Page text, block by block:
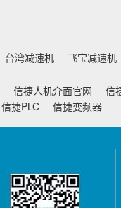
台湾减速机 飞宝减速机
信捷人机介面官网
信
信捷PLC 信捷变频器